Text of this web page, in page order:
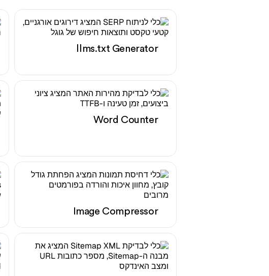
llms.txt Generator
Word Counter
Image Compressor